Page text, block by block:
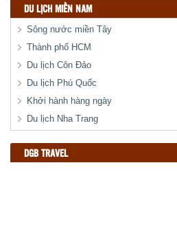
DU LỊCH MIỀN NAM
Sông nước miền Tây
Thành phố HCM
Du lịch Côn Đảo
Du lịch Phú Quốc
Khởi hành hàng ngày
Du lịch Nha Trang
DGB TRAVEL